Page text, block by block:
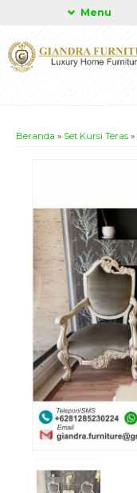
Menu
Beranda » Set Kursi Teras »